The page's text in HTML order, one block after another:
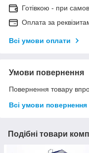
Готівкою - при
Оплата за
Всі умови оплати
Умови повернення
Повернення товару
Всі умови повернення
Подібні товари